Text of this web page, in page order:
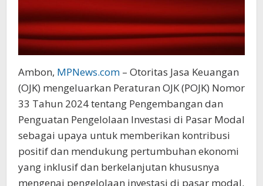
Ambon, MPNews.com – Otoritas Jasa Keuangan
(OJK) mengeluarkan Peraturan OJK (POJK) Nomor
33 Tahun 2024 tentang Pengembangan dan
Penguatan Pengelolaan Investasi di Pasar Modal
sebagai upaya untuk memberikan kontribusi
positif dan mendukung pertumbuhan ekonomi
yang inklusif dan berkelanjutan khususnya
mengenai pengelolaan investasi di pasar modal.